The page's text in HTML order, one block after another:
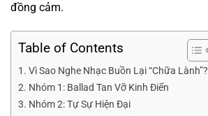
đồng cảm.
Table of Contents
Vì Sao Nghe Nhạc Buồn Lại “Chữa Lành”?
Nhóm 1: Ballad Tan Vỡ Kinh Điển
Nhóm 2: Tự Sự Hiện Đại